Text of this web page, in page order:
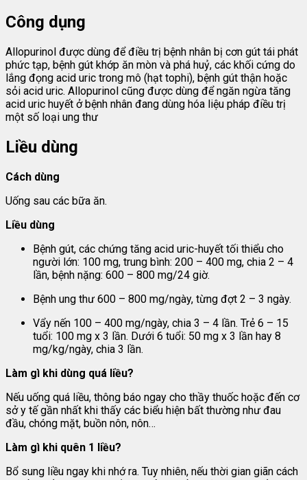
Công dụng
Allopurinol được dùng để điều trị bệnh nhân bị cơn gút tái phát
phức tạp, bệnh gút khớp ăn mòn và phá huỷ, các khối cứng do
lắng đọng acid uric trong mô (hạt tophi), bệnh gút thận hoặc
sỏi acid uric. Allopurinol cũng được dùng để ngăn ngừa tăng
acid uric huyết ở bệnh nhân đang dùng hóa liệu pháp điều trị
một số loại ung thư
Liều dùng
Cách dùng
Uống sau các bữa ăn.
Liều dùng
Bệnh gút, các chứng tăng acid uric-huyết tối thiểu cho
người lớn: 100 mg, trung bình: 200 – 400 mg, chia 2 – 4
lần, bệnh nặng: 600 – 800 mg/24 giờ.
Bệnh ung thư 600 – 800 mg/ngày, từng đợt 2 – 3 ngày.
Vẩy nến 100 – 400 mg/ngày, chia 3 – 4 lần. Trẻ 6 – 15
tuổi: 100 mg x 3 lần. Dưới 6 tuổi: 50 mg x 3 lần hay 8
mg/kg/ngày, chia 3 lần.
Làm gì khi dùng quá liều?
Nếu uống quá liều, thông báo ngay cho thầy thuốc hoặc đến cơ
sở y tế gần nhất khi thấy các biểu hiện bất thường như đau
đầu, chóng mặt, buồn nôn, nôn…
Làm gì khi quên 1 liều?
Bổ sung liều ngay khi nhớ ra. Tuy nhiên, nếu thời gian giãn cách